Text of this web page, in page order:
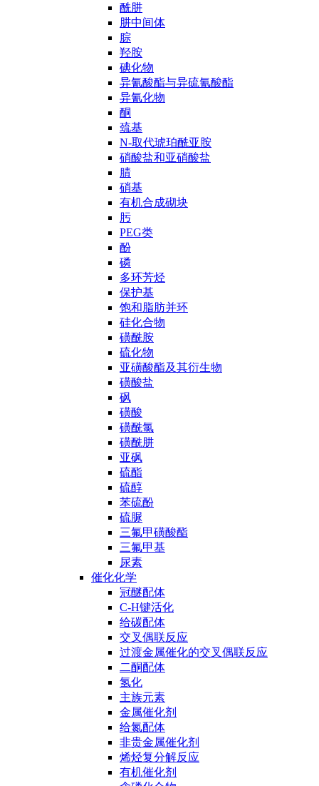
酰肼
肼中间体
腙
羟胺
碘化物
异氰酸酯与异硫氰酸酯
异氰化物
酮
巯基
N-取代琥珀酰亚胺
硝酸盐和亚硝酸盐
腈
硝基
有机合成砌块
肟
PEG类
酚
磷
多环芳烃
保护基
饱和脂肪并环
硅化合物
磺酰胺
硫化物
亚磺酸酯及其衍生物
磺酸盐
砜
磺酸
磺酰氯
磺酰肼
亚砜
硫酯
硫醇
苯硫酚
硫脲
三氟甲磺酸酯
三氟甲基
尿素
催化化学
冠醚配体
C-H键活化
给碳配体
交叉偶联反应
过渡金属催化的交叉偶联反应
二酮配体
氢化
主族元素
金属催化剂
给氮配体
非贵金属催化剂
烯烃复分解反应
有机催化剂